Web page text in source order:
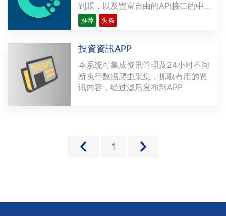
到賬，以及豐富自由的API接口的中
心化錢包
推荐 头条
投資資訊APP
本系统可集成资讯管理及24小时不间
断执行数据爬虫采集，抓取有用的资
讯内容，经过滤后发布到APP
1